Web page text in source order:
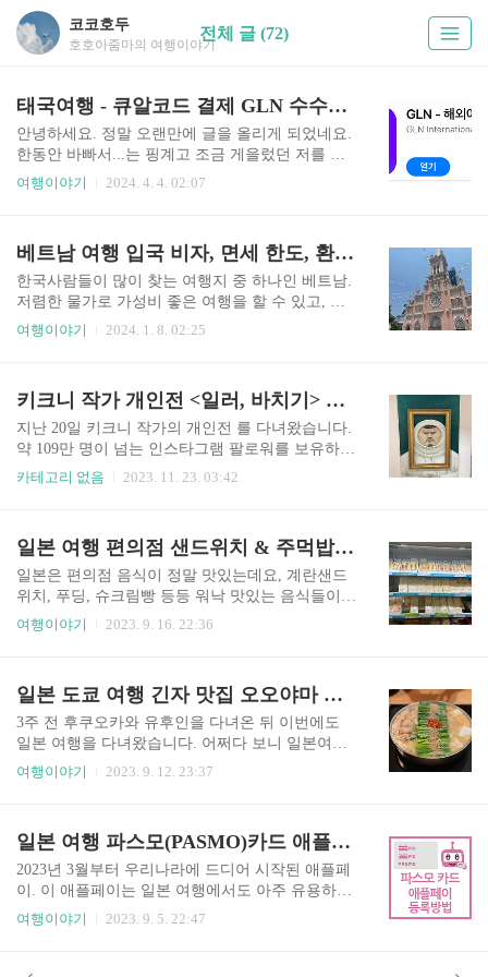
코코호두
호호아줌마의 여행이야기
전체 글 (72)
태국여행 - 큐알코드 결제 GLN 수수료 및 사용 방법
안녕하세요. 정말 오랜만에 글을 올리게 되었네요.
한동안 바빠서...는 핑계고 조금 게을렀던 저를 반
성하며 ㅋ 오늘은 여러분께 태국여행에 관한 꿀팁
아서 이렇게 오랜만에 글을 씁니다. 오늘 소개해 드
릴 정보는 동남아 및 아시아 지역에 이미 많이 사용
되고 있는 큐알코드 결제 시스템, GLN 설치 및 사
용방법에 대한 이야기입니다. 마지막 쯤엔 GLN 결
제 꿀팁도 알려드릴테니 끝가지 꼼꼼히 읽어주세
외에서도 간편하게 사용할 수 있는 글로벌 통합 결
제..
여행이야기 2024. 4. 4. 02:07
베트남 여행 입국 비자, 면세 한도, 환전 꿀팁, 주의사항
한국사람들이 많이 찾는 여행지 중 하나인 베트남.
저렴한 물가로 가성비 좋은 여행을 할 수 있고, 음
식도 한국인의 입맛에 잘 맞아서 인기가 많은 여행
계신 분들은 저의 글을 참고하세요. 1. 베트남 여행
입국 비자 체류 기간 베트남은 기존 무비자 체류기
간이 한국인 기준 15일이었는데요, 2023년 8월 15
부터 45일동안 체류할 수 있게 기간이 확대되었습
니다. 이로 인해 한달 살기 등의 장기여행자가 늘어
고 합니다. E비자 또한 기존 30일에서 90일로 늘어
난 것이..
여행이야기 2024. 1. 8. 02:25
키크니 작가 개인전 <일러, 바치기> 전시 정보
지난 20일 키크니 작가의 개인전 를 다녀왔습니다.
약 109만 명이 넘는 인스타그램 팔로워를 보유하고
있고, 주문 제작 카툰을 연재하고 있는 천재 작가랍
답변을 해주는데, 그 안에 웃음도 있고 눈물도 있습
니다. 그렇게 팬이 되었는데 지난달에 개인전을 한
다는 소식을 듣게 되었죠. 너무 좋아하는 작가라서
꼭 가야지 하다가 너무 바빠서 계속 못가고 있었는
데 드디어 지난 월요일(11월20일)에 부랴부랴 다녀
가 개인전 는 위트있는 말장난에 웃기도 하고, 위로
도 얻고 눈물..
카테고리 없음 2023. 11. 23. 03:42
일본 여행 편의점 샌드위치 & 주먹밥(오니기리) 추천
일본은 편의점 음식이 정말 맛있는데요, 계란샌드
위치, 푸딩, 슈크림빵 등등 워낙 맛있는 음식들이
많아서 일본 여행을 자주 다니시는 분들에게 이미
러 제품들을 소개시켜주셔서 오늘 저는 딱 두가지
만 지난 일본 도쿄 여행에서 먹어본 후기를 써보려
고 해요. 친구와 일본 도쿄 여행을 하면서 계속 맛
집을 찾아 먹었고, 아침마다 조식을 먹었기 때문에
이번 여행에서는 편의점을 갈 일이 없었지만, 마지
히 배고픔을 달래기용으로 편의점을 가게 되었죠.
이때 갔던 편의점은 훼미리마트였습니다...
여행이야기 2023. 9. 16. 22:36
일본 도쿄 여행 긴자 맛집 오오야마 모츠나베
3주 전 후쿠오카와 유후인을 다녀온 뒤 이번에도
일본 여행을 다녀왔습니다. 어쩌다 보니 일본여행
을 자주 가게 되었네요.😝 이번엔 도쿄로 갔습니
서 가장 맛있었던 곳에 대해 소개해 드리려고 해요.
바로 긴자 맛집 인데요, 이곳은 모츠나베로 유명한
곳입니다. 본점은 후쿠오카 하카타쪽에 위치해 있
고, 제가 간 곳은 도쿄 긴자점이었어요. 긴자점은 1
층에 딱 보이는 가게가 아닌 건물 5층에 자리잡고
고급스러운 식당이었습니다. 모츠나베는 일본식
여행이야기 2023. 9. 12. 23:37
일본 여행 파스모(PASMO)카드 애플페이 등록 방법
2023년 3월부터 우리나라에 드디어 시작된 애플페
이. 이 애플페이는 일본 여행에서도 아주 유용하게
사용이 되는데요, 스이카나 파스모 등 일본의 교통
수 있답니다. 엔저현상으로 많은 분들이 일본 여행
여행이야기 2023. 9. 5. 22:47